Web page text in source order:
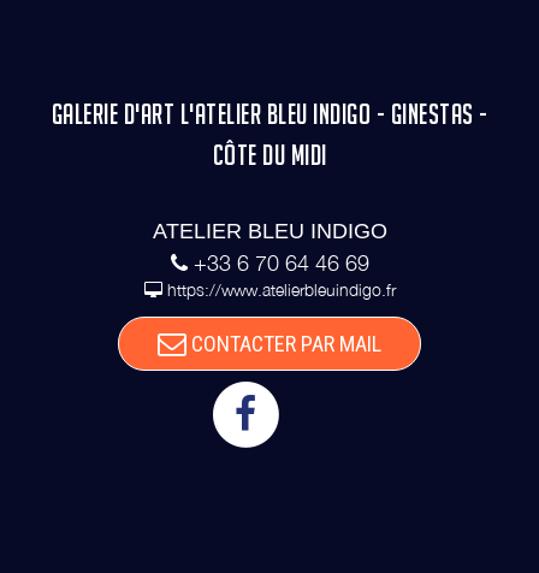
GALERIE D'ART L'ATELIER BLEU INDIGO - GINESTAS -
CÔTE DU MIDI
ATELIER BLEU INDIGO
+33 6 70 64 46 69
https://www.atelierbleuindigo.fr
CONTACTER PAR MAIL